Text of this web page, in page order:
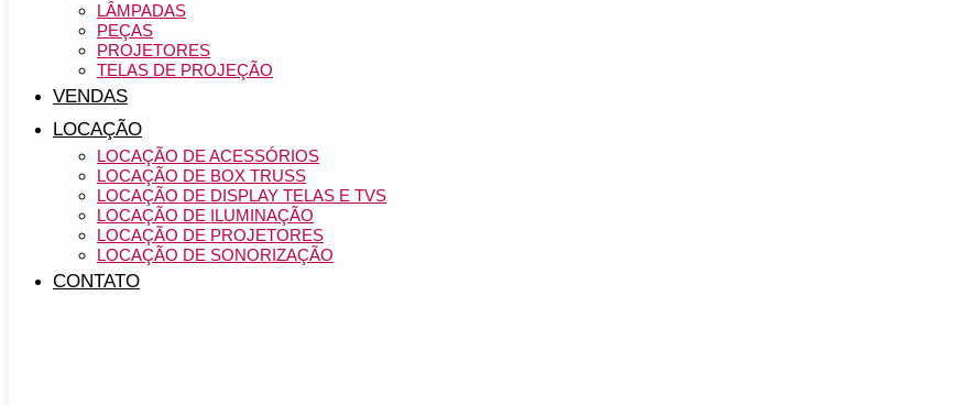
LÂMPADAS
PEÇAS
PROJETORES
TELAS DE PROJEÇÃO
VENDAS
LOCAÇÃO
LOCAÇÃO DE ACESSÓRIOS
LOCAÇÃO DE BOX TRUSS
LOCAÇÃO DE DISPLAY TELAS E TVS
LOCAÇÃO DE ILUMINAÇÃO
LOCAÇÃO DE PROJETORES
LOCAÇÃO DE SONORIZAÇÃO
CONTATO